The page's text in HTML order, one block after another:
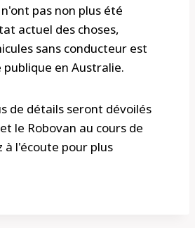
pas non plus été
actuel des choses,
sans conducteur est
publique en Australie.
de détails seront dévoilés
le Robovan au cours de
à l'écoute pour plus